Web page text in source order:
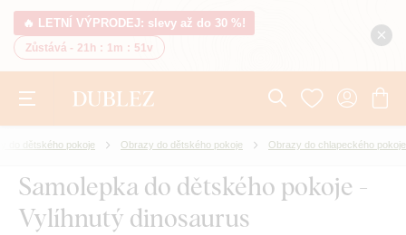
🔥 LETNÍ VÝPRODEJ: slevy až do 30 %!
Zůstává - 21h : 1m : 50v
do dětského pokoje Obrazy do dětského pokoje Obrazy do chlapeckého pokoje
Samolepka do dětského pokoje -
Vylíhnutý dinosaurus